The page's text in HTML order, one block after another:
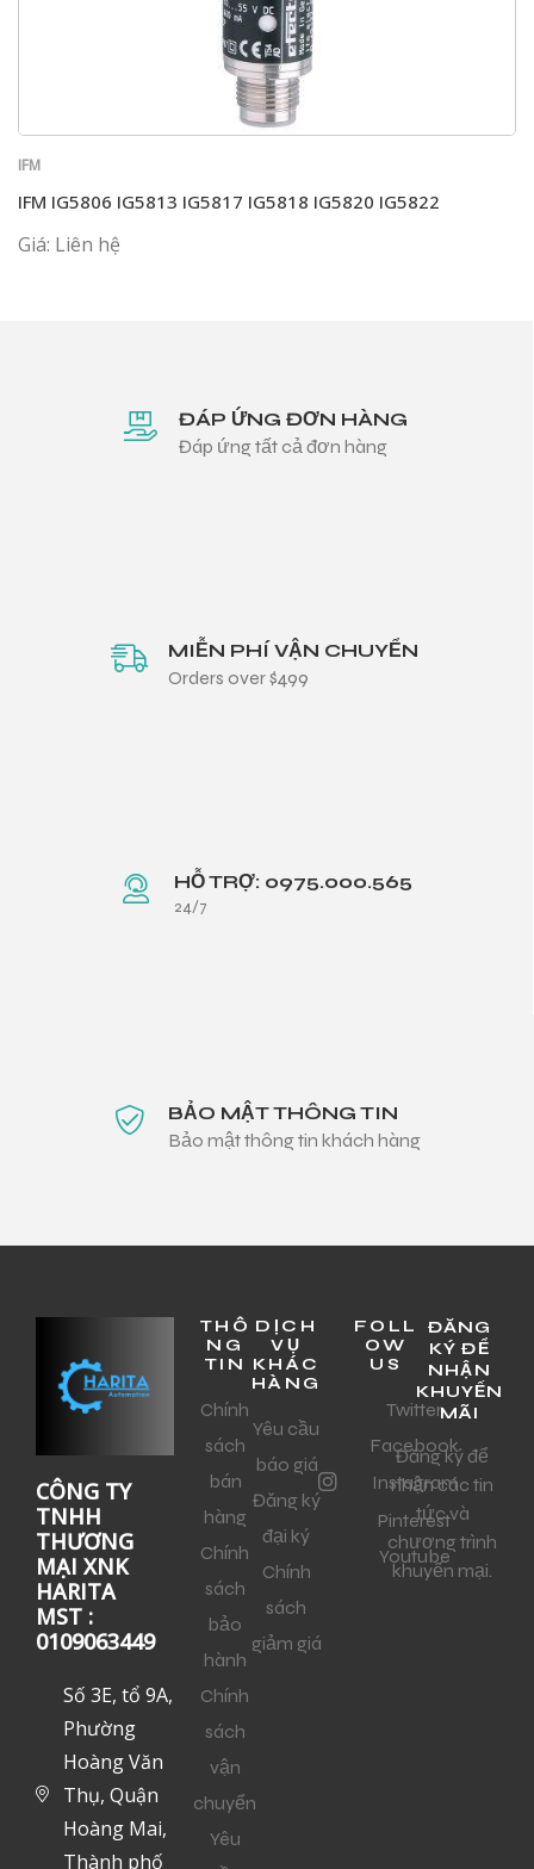
IFM
IFM IG5806 IG5813 IG5817 IG5818 IG5820 IG5822
Giá: Liên hệ
ĐÁP ỨNG ĐƠN HÀNG
Đáp ứng tất cả đơn hàng
MIỄN PHÍ VẬN CHUYỂN
Orders over $499
HỖ TRỢ: 0975.000.565
24/7
BẢO MẬT THÔNG TIN
Bảo mật thông tin khách hàng
CÔNG TY
TNHH
THƯƠNG
MẠI XNK
HARITA
MST :
0109063449
Số 3E, tổ 9A,
Phường
Hoàng Văn
Thụ, Quận
Hoàng Mai,
Thành phố
THÔ
NG
TIN
Chính
sách
bán
hàng
Chính
sách
bảo
hành
Chính
sách
vận
chuyển
Yêu
DỊCH
VỤ
KHÁC
HÀNG
Yêu cầu
báo giá
Đăng ký
đại ký
Chính
sách
giảm giá
FOLL
OW
US
Twitter
Facebook
Instagram
Pinterest
Youtube
ĐĂNG
KÝ ĐỂ
NHẬN
KHUYẾN
MÃI
Đăng ký để
nhận các tin
tức và
chương trình
khuyến mại.